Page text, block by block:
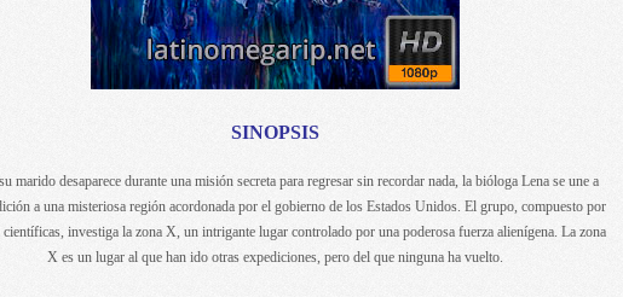
SINOPSIS
marido desaparece durante una misión secreta para regresar sin recordar nada, la bióloga Lena se une a
a una misteriosa región acordonada por el gobierno de los Estados Unidos. El grupo, compuesto por
científicas, investiga la zona X, un intrigante lugar controlado por una poderosa fuerza alienígena. La zona
X es un lugar al que han ido otras expediciones, pero del que ninguna ha vuelto.